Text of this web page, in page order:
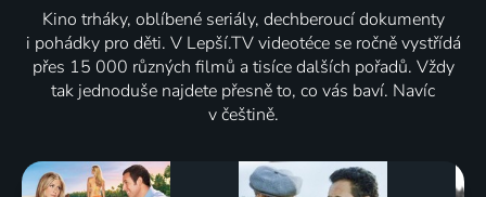
Kino trháky, oblíbené seriály, dechberoucí dokumenty
i pohádky pro děti. V Lepší.TV videotéce se ročně vystřídá
přes 15 000 různých filmů a tisíce dalších pořadů. Vždy
tak jednoduše najdete přesně to, co vás baví. Navíc
v češtině.